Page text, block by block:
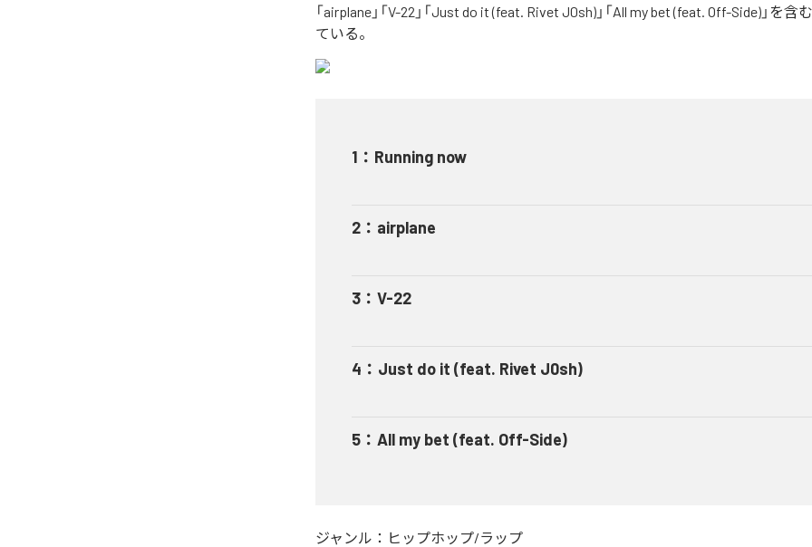
「airplane」「V-22」「Just do it (feat. Rivet J0sh)」「All my bet (feat. Off-Side)」を
ている。
1 ： Running now
2 ： airplane
3 ： V-22
4 ： Just do it (feat. Rivet J0sh)
5 ： All my bet (feat. Off-Side)
ジャンル： ヒップホップ/ラップ